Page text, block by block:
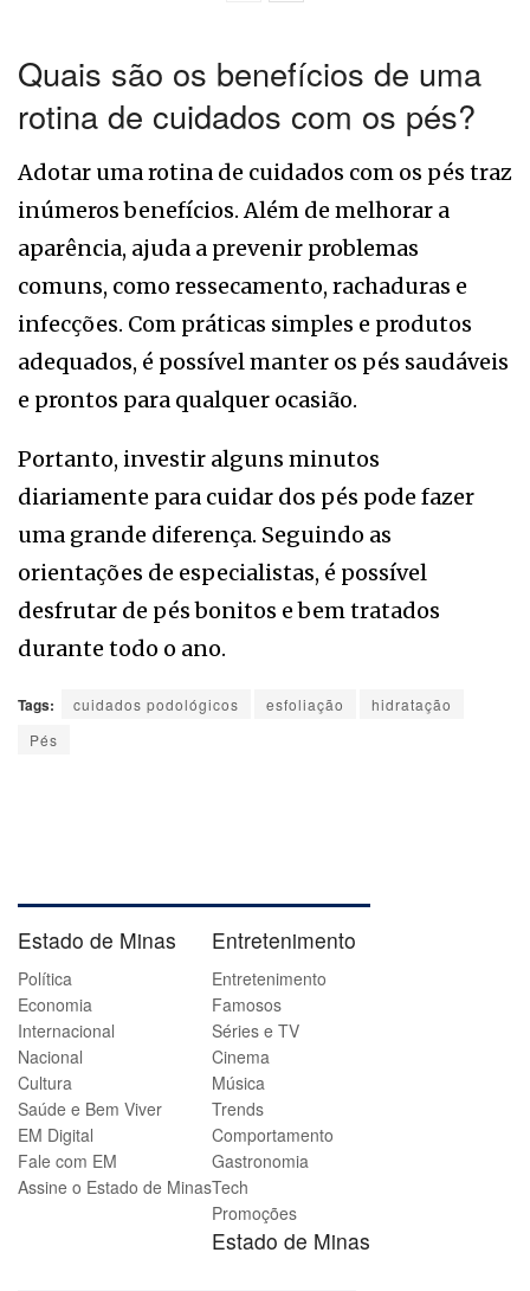
Quais são os benefícios de uma
rotina de cuidados com os pés?
Adotar uma rotina de cuidados com os pés traz
inúmeros benefícios. Além de melhorar a
aparência, ajuda a prevenir problemas
comuns, como ressecamento, rachaduras e
infecções. Com práticas simples e produtos
adequados, é possível manter os pés saudáveis
e prontos para qualquer ocasião.
Portanto, investir alguns minutos
diariamente para cuidar dos pés pode fazer
uma grande diferença. Seguindo as
orientações de especialistas, é possível
desfrutar de pés bonitos e bem tratados
durante todo o ano.
Tags: cuidados podológicos esfoliação
hidratação
Pés
Estado de Minas
Política
Economia
Internacional
Nacional
Cultura
Saúde e Bem Viver
EM Digital
Fale com EM
Assine o Estado de Minas
Entretenimento
Entretenimento
Famosos
Séries e TV
Cinema
Música
Trends
Comportamento
Gastronomia
Tech
Promoções
Estado de Minas